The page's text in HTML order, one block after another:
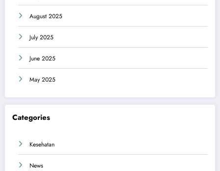
August 2025
July 2025
June 2025
May 2025
Categories
Kesehatan
News